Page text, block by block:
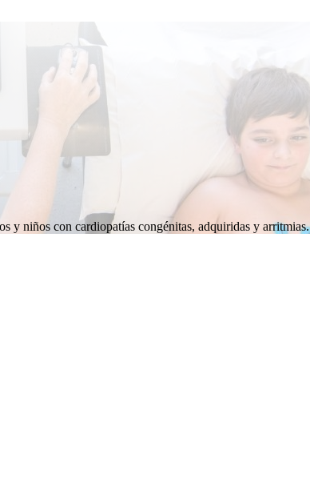
y niños con cardiopatías congénitas, adquiridas y arritmias.